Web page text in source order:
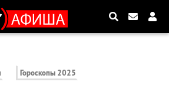
Гороскопы 2025